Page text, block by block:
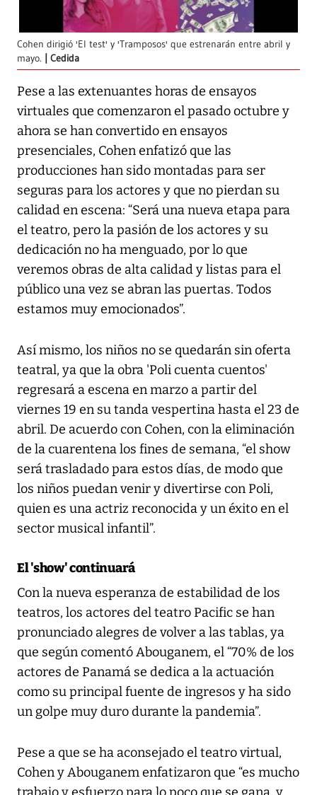
Cohen dirigió 'El test' y 'Tramposos' que estrenarán entre abril y
mayo.
Cedida
Pese a las extenuantes horas de ensayos
virtuales que comenzaron el pasado octubre y
ahora se han convertido en ensayos
presenciales, Cohen enfatizó que las
producciones han sido montadas para ser
seguras para los actores y que no pierdan su
calidad en escena: “Será una nueva etapa para
el teatro, pero la pasión de los actores y su
dedicación no ha menguado, por lo que
veremos obras de alta calidad y listas para el
público una vez se abran las puertas. Todos
estamos muy emocionados”.
Así mismo, los niños no se quedarán sin oferta
teatral, ya que la obra 'Poli cuenta cuentos'
regresará a escena en marzo a partir del
viernes 19 en su tanda vespertina hasta el 23 de
abril. De acuerdo con Cohen, con la eliminación
de la cuarentena los fines de semana, “el show
será trasladado para estos días, de modo que
los niños puedan venir y divertirse con Poli,
quien es una actriz reconocida y un éxito en el
sector musical infantil”.
El 'show' continuará
Con la nueva esperanza de estabilidad de los
teatros, los actores del teatro Pacific se han
pronunciado alegres de volver a las tablas, ya
que según comentó Abouganem, el “70% de los
actores de Panamá se dedica a la actuación
como su principal fuente de ingresos y ha sido
un golpe muy duro durante la pandemia”.
Pese a que se ha aconsejado el teatro virtual,
Cohen y Abouganem enfatizaron que “es mucho